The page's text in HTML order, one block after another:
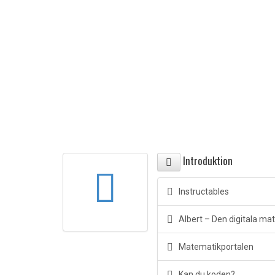
Introduktion
Instructables
Albert – Den digitala
Matematikportalen